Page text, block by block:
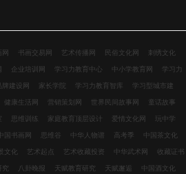
网 书画交易网 艺术传播网 民俗文化网 刺绣文化
企业培训网 学习力教育中心 中小学教育网 学习力
牌建设网 家长学院 学习力教育智库 学习型城市建
健康生活网 营销策划网 世界民间故事网 童话故事
思维训练 家庭教育顶层设计 爱情文化网 玩中学
中国书画网 思维谷 中华人物谱 高考季 中国茶文化
文化 艺术起点 艺术收藏投资 中华武术网 收藏证书
究 八卦晚报 天赋教育研究 天赋邂逅 中国酒文化